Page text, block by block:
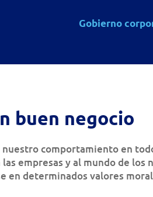
Gobierno
buen negocio
comportamiento en
empresas y al mundo de los
en determinados valores